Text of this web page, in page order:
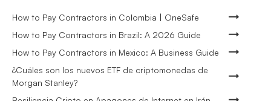
How to Pay Contractors in Colombia | OneSafe
How to Pay Contractors in Brazil: A 2026 Guide
How to Pay Contractors in Mexico: A Business Guide
¿Cuáles son los nuevos ETF de criptomonedas de
Morgan Stanley?